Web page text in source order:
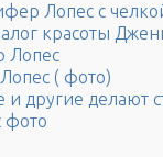
Лопес с
красоты
Лопес
( фото)
другие делают
фото